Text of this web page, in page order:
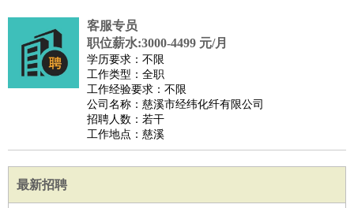
客服专员
职位薪水:3000-4499 元/月
学历要求：不限
工作类型：全职
工作经验要求：不限
公司名称：慈溪市经纬化纤有限公司
招聘人数：若干
工作地点：慈溪
最新招聘